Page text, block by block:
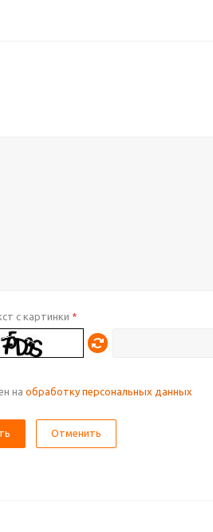
с картинки *
наобработку персональных данных
Отменить